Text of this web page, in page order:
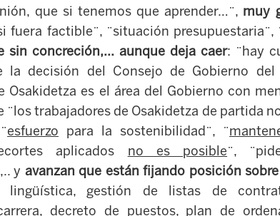
que si tenemos que aprender…¨, muy
fuera factible¨, ¨situación
sin concreción,... aunque deja caer: ¨hay
la decisión del Consejo de Gobierno del
Osakidetza es el área del Gobierno con
¨los trabajadores de Osakidetza de partida
esfuerzo para la sostenibilidad¨, ¨
aplicados no es posible¨,
y avanzan que están fijando posición
lingüística, gestión de listas de
decreto de puestos, plan de